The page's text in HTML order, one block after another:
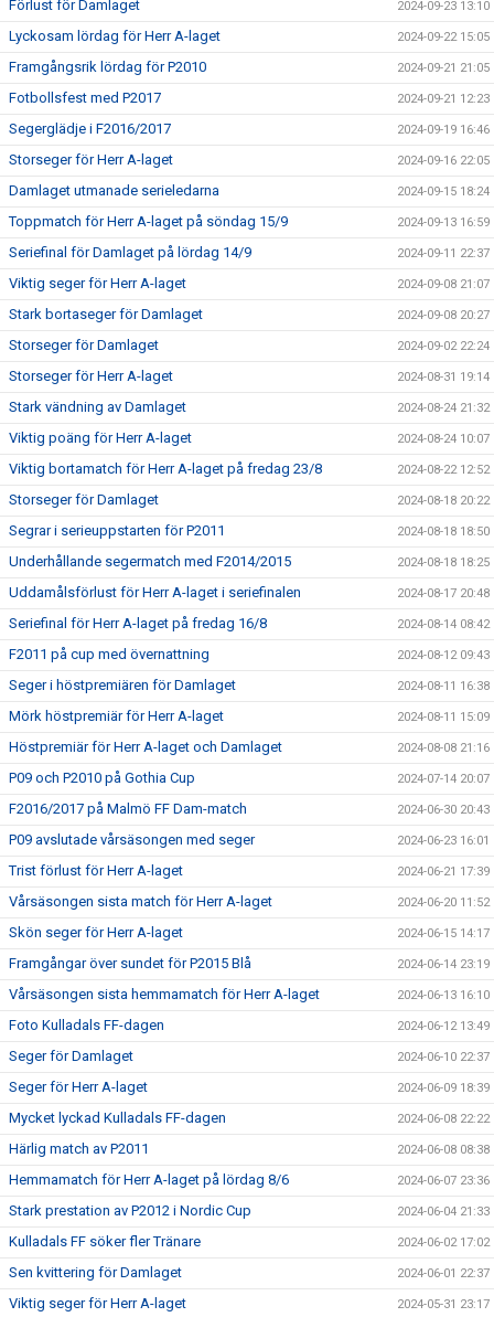
Förlust för Damlaget 2024-09-23 13:10
Lyckosam lördag för Herr A-laget 2024-09-22 15:05
Framgångsrik lördag för P2010 2024-09-21 21:05
Fotbollsfest med P2017 2024-09-21 12:23
Segerglädje i F2016/2017 2024-09-19 16:46
Storseger för Herr A-laget 2024-09-16 22:05
Damlaget utmanade serieledarna 2024-09-15 18:24
Toppmatch för Herr A-laget på söndag 15/9 2024-09-13 16:59
Seriefinal för Damlaget på lördag 14/9 2024-09-11 22:37
Viktig seger för Herr A-laget 2024-09-08 21:07
Stark bortaseger för Damlaget 2024-09-08 20:27
Storseger för Damlaget 2024-09-02 22:24
Storseger för Herr A-laget 2024-08-31 19:14
Stark vändning av Damlaget 2024-08-24 21:32
Viktig poäng för Herr A-laget 2024-08-24 10:07
Viktig bortamatch för Herr A-laget på fredag 23/8 2024-08-22 12:52
Storseger för Damlaget 2024-08-18 20:22
Segrar i serieuppstarten för P2011 2024-08-18 18:50
Underhållande segermatch med F2014/2015 2024-08-18 18:25
Uddamålsförlust för Herr A-laget i seriefinalen 2024-08-17 20:48
Seriefinal för Herr A-laget på fredag 16/8 2024-08-14 08:42
F2011 på cup med övernattning 2024-08-12 09:43
Seger i höstpremiären för Damlaget 2024-08-11 16:38
Mörk höstpremiär för Herr A-laget 2024-08-11 15:09
Höstpremiär för Herr A-laget och Damlaget 2024-08-08 21:16
P09 och P2010 på Gothia Cup 2024-07-14 20:07
F2016/2017 på Malmö FF Dam-match 2024-06-30 20:43
P09 avslutade vårsäsongen med seger 2024-06-23 16:01
Trist förlust för Herr A-laget 2024-06-21 17:39
Vårsäsongen sista match för Herr A-laget 2024-06-20 11:52
Skön seger för Herr A-laget 2024-06-15 14:17
Framgångar över sundet för P2015 Blå 2024-06-14 23:19
Vårsäsongen sista hemmamatch för Herr A-laget 2024-06-13 16:10
Foto Kulladals FF-dagen 2024-06-12 13:49
Seger för Damlaget 2024-06-10 22:37
Seger för Herr A-laget 2024-06-09 18:39
Mycket lyckad Kulladals FF-dagen 2024-06-08 22:22
Härlig match av P2011 2024-06-08 08:38
Hemmamatch för Herr A-laget på lördag 8/6 2024-06-07 23:36
Stark prestation av P2012 i Nordic Cup 2024-06-04 21:33
Kulladals FF söker fler Tränare 2024-06-02 17:02
Sen kvittering för Damlaget 2024-06-01 22:37
Viktig seger för Herr A-laget 2024-05-31 23:17